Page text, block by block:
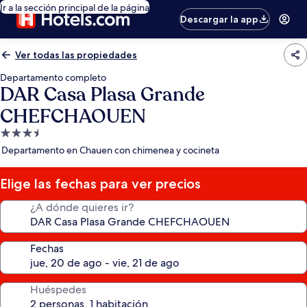
Ir a la sección principal de la página
Descargar la app
Ver todas las propiedades
Departamento completo
DAR Casa Plasa Grande
CHEFCHAOUEN
Propiedad
de
estrellas
Departamento en Chauen con chimenea y cocineta
Elige las fechas para ver precios
¿A dónde quieres ir?
Fechas
Huéspedes